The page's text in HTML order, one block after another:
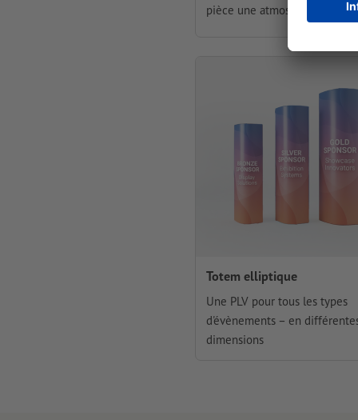
pièce une atmosphère
Totem elliptique
Une PLV pour tous les types
d'évènements – en
dimensions